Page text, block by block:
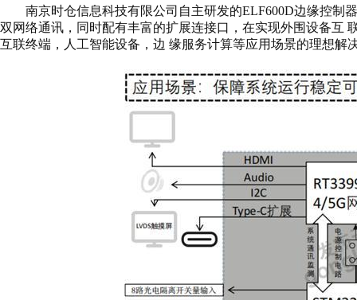
南京时仓信息科技有限公司自主研发的ELF600D边缘控制
双网络通讯，同时配有丰富的扩展连接口，在实现外围设备互
互联终端，人工智能设备，边 缘服务计算等应用场景的理想解